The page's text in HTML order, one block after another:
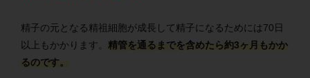
精子の元となる精祖細胞が成長して精子になるためには70日
以上もかかります。 精管を通るまでを含めたら約3ヶ月もかか
るのです。